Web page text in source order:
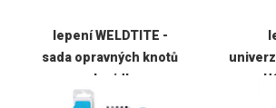
lepení WELDTITE -
sada opravných knotů
+ lepidlo